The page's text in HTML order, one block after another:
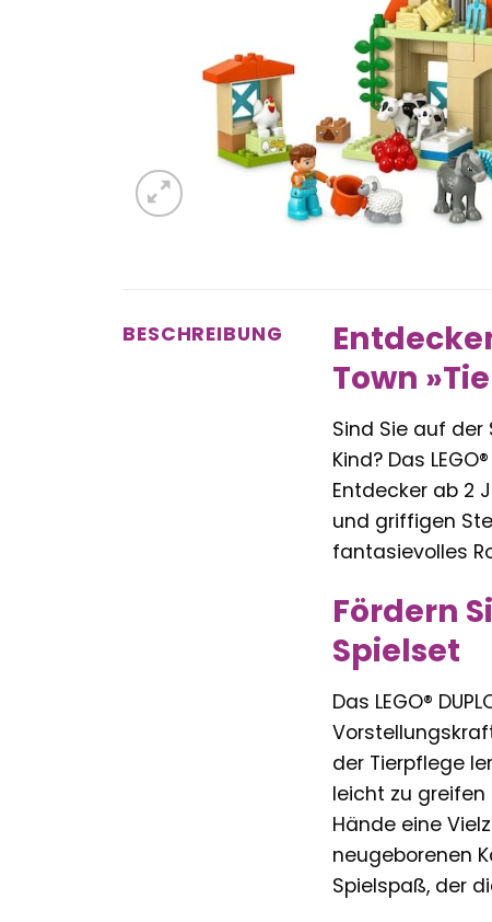
BESCHREIBUNG
Town
Sind Sie auf
Kind? Das
Entdecker ab 2
und griffigen
fantasievolles
Fördern
Spielset
Das LEGO®
der Tierpflege
leicht zu greifen
Hände eine
neugeborenen
Spielspaß, der